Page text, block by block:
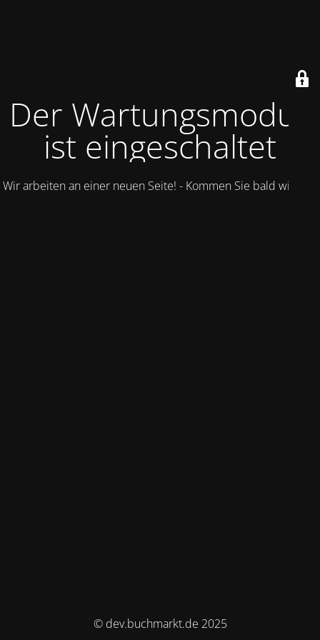
Der Wartungsmodus
ist eingeschaltet
Wir arbeiten an einer neuen Seite! - Kommen Sie bald wieder.
© dev.buchmarkt.de 2025